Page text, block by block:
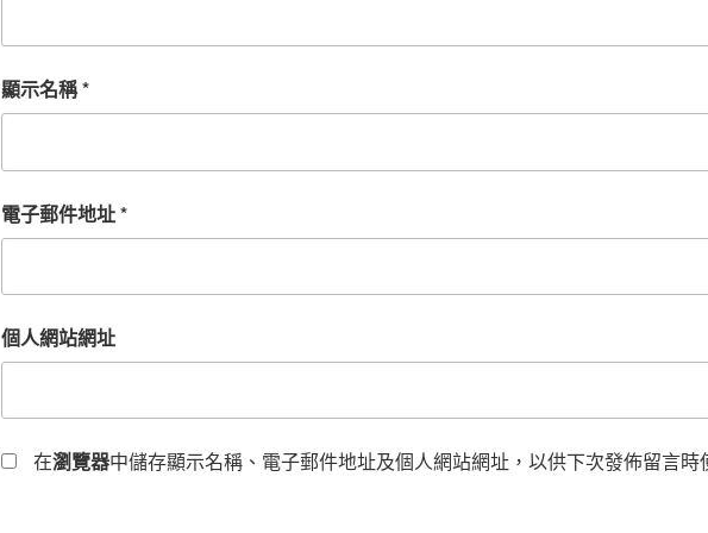
顯示名稱*
電子郵件地址*
個人網站網址
在瀏覽器中儲存顯示名稱、電子郵件地址及個人網站網址，以供下次發佈留言時